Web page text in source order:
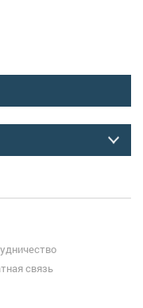
связь